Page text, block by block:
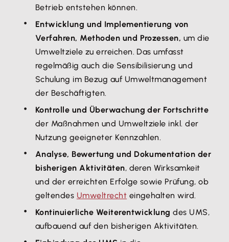
Betrieb entstehen können.
Entwicklung und Implementierung von
Verfahren, Methoden und Prozessen, um die
Umweltziele zu erreichen. Das umfasst
regelmäßig auch die Sensibilisierung und
Schulung im Bezug auf Umweltmanagement
der Beschäftigten.
Kontrolle und Überwachung der Fortschritte
der Maßnahmen und Umweltziele inkl. der
Nutzung geeigneter Kennzahlen.
Analyse, Bewertung und Dokumentation der
bisherigen Aktivitäten, deren Wirksamkeit
und der erreichten Erfolge sowie Prüfung, ob
geltendes Umweltrecht eingehalten wird.
Kontinuierliche Weiterentwicklung des UMS,
aufbauend auf den bisherigen Aktivitäten.